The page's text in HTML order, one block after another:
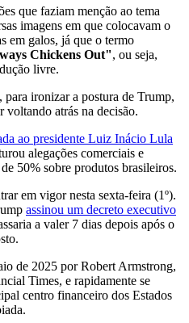
que faziam menção ao tema
imagens em que colocavam o
em galos, já que o termo
Chickens Out", ou seja,
livre.
para ironizar a postura de Trump,
voltando atrás na decisão.
ao presidente Luiz Inácio Lula
alegações comerciais e
50% sobre produtos brasileiros.
em vigor nesta sexta-feira (1º).
assinou um decreto executivo
a valer 7 dias depois após o
de 2025 por Robert Armstrong,
Times, e rapidamente se
centro financeiro dos Estados